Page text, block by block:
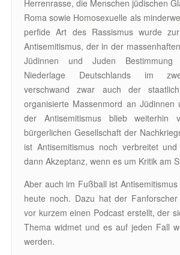
Herrenrasse, die Menschen jüdischen
Roma sowie Homosexuelle als
perfide Art des Rassismus wurde
Antisemitismus, der in der
Jüdinnen und Juden
Niederlage Deutschlands im
verschwand zwar auch der
organisierte Massenmord an Jüdinnen
der Antisemitismus blieb weiterhin
bürgerlichen Gesellschaft der
ist Antisemitismus noch verbreitet
dann Akzeptanz, wenn es um Kritik am
Aber auch im Fußball ist
heute noch. Dazu hat der
vor kurzem einen Podcast erstellt, der
Thema widmet und es auf jeden Fall
werden.